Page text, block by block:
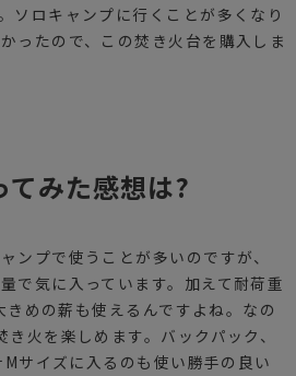
ソロキャンプに行くことが多くなり
ったので、この焚き火台を購入しま
てみた感想は?
ンプで使うことが多いのですが、
で気に入っています。加えて耐荷重
めの薪も使えるんですよね。なの
火を楽しめます。バックパック、
サイズに入るのも使い勝手の良い